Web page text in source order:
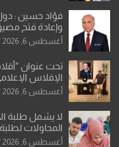
فؤاد حسين :
وإعادة فتح
تحولات القدس
أغسطس 6, 2026
تحت عنوان
الإفلاس
الشكرجي
أغسطس 6, 2026
لا يشمل طلبة
المحاولات
أو مادتين
أغسطس 6, 2026